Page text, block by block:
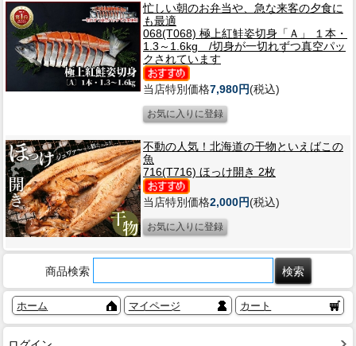
忙しい朝のお弁当や、急な来客の夕食に
も最適
068(T068) 極上紅鮭姿切身「Ａ」 １本・
1.3～1.6kg /切身が一切れずつ真空パッ
クされています
当店特別価格7,980円(税込)
不動の人気！北海道の干物といえばこの
魚
716(T716) ほっけ開き 2枚
当店特別価格2,000円(税込)
商品検索
ホーム マイページ カート